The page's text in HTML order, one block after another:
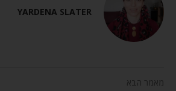
YARDENA SLATER
מאמר הבא